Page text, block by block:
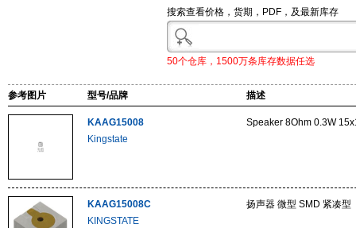
搜索查看价格，货期，PDF，及最新库存
50个仓库，1500万条库存数据任选
参考图片 型号/品牌 描述
KAAG15008
Kingstate
Speaker 8Ohm 0.3W
KAAG15008C
KINGSTATE
扬声器 微型 SMD 紧凑型